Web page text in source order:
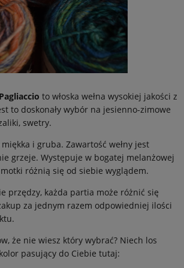
to włoska wełna wysokiej jakości z
to doskonały wybór na jesienno-zimowe
swetry.
i gruba. Zawartość wełny jest
grzeje. Występuje w bogatej melanżowej
różnią się od siebie wyglądem.
przędzy, każda partia może różnić się
za jednym razem odpowiedniej ilości
że nie wiesz który wybrać? Niech los
pasujący do Ciebie tutaj: